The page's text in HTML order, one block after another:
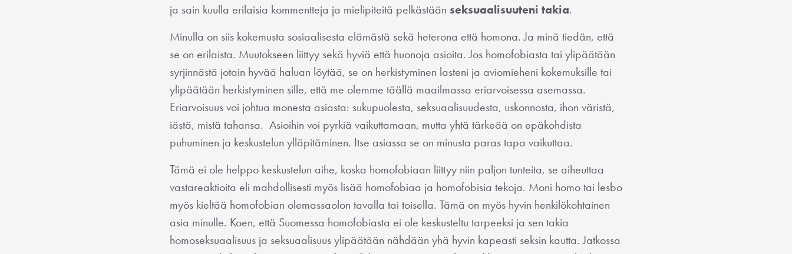
ja sain kuulla erilaisia kommentteja ja mielipiteitä pelkästään seksuaalisuuteni takia.
Minulla on siis kokemusta sosiaalisesta elämästä sekä heterona että homona. Ja minä tiedän, että
se on erilaista. Muutokseen liittyy sekä hyviä että huonoja asioita. Jos homofobiasta tai ylipäätään
syrjinnästä jotain hyvää haluan löytää, se on herkistyminen lasteni ja aviomieheni kokemuksille tai
ylipäätään herkistyminen sille, että me olemme täällä maailmassa eriarvoisessa asemassa.
Eriarvoisuus voi johtua monesta asiasta: sukupuolesta, seksuaalisuudesta, uskonnosta, ihon väristä,
iästä, mistä tahansa. Asioihin voi pyrkiä vaikuttamaan, mutta yhtä tärkeää on epäkohdista
puhuminen ja keskustelun ylläpitäminen. Itse asiassa se on minusta paras tapa vaikuttaa.
Tämä ei ole helppo keskustelun aihe, koska homofobiaan liittyy niin paljon tunteita, se aiheuttaa
vastareaktioita eli mahdollisesti myös lisää homofobiaa ja homofobisia tekoja. Moni homo tai lesbo
myös kieltää homofobian olemassaolon tavalla tai toisella. Tämä on myös hyvin henkilökohtainen
asia minulle. Koen, että Suomessa homofobiasta ei ole keskusteltu tarpeeksi ja sen takia
homoseksuaalisuus ja seksuaalisuus ylipäätään nähdään yhä hyvin kapeasti seksin kautta. Jatkossa